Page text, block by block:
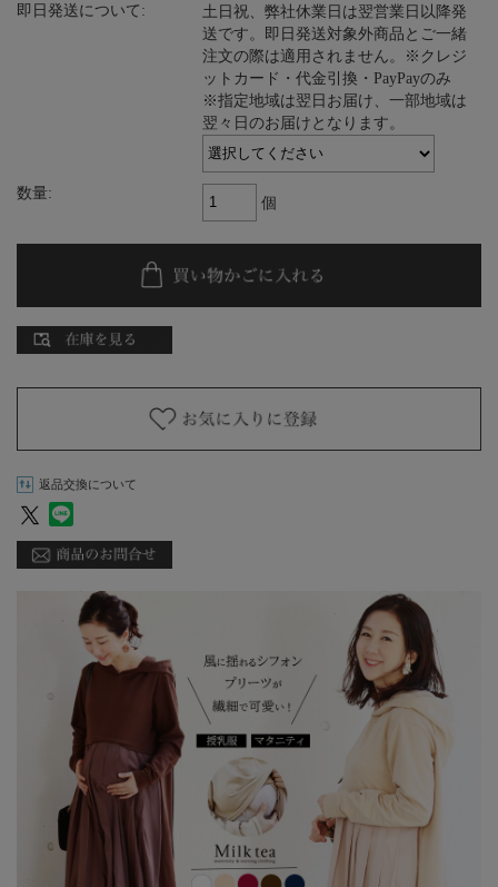
即日発送について:
土日祝、弊社休業日は翌営業日以降発
送です。即日発送対象外商品とご一緒
注文の際は適用されません。※クレジ
ットカード・代金引換・PayPayのみ
※指定地域は翌日お届け、一部地域は
翌々日のお届けとなります。
数量:
個
返品交換について